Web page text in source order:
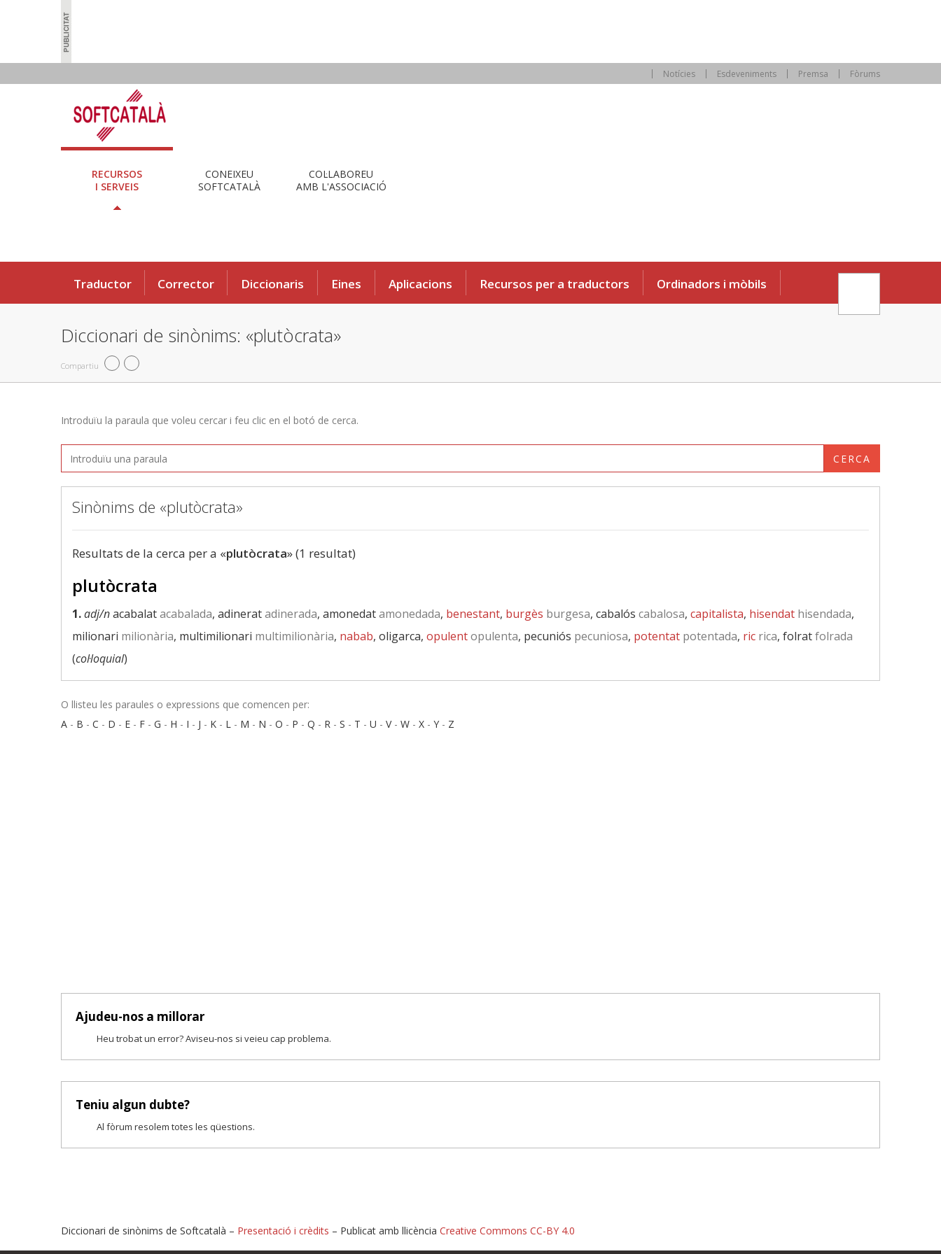
Notícies Esdeveniments Premsa Fòrums
RECURSOS
I SERVEIS
CONEIXEU
SOFTCATALÀ
COL·LABOREU
AMB L'ASSOCIACIÓ
Traductor Corrector Diccionaris Eines Aplicacions Recursos per a traductors Ordinadors i mòbils
Diccionari de sinònims: «plutòcrata»
Compartiu
Introduïu la paraula que voleu cercar i feu clic en el botó de cerca.
CERCA
Sinònims de «plutòcrata»
Resultats de la cerca per a «plutòcrata» (1 resultat)
plutòcrata
1.adj/nacabalatacabalada, adineratadinerada, amonedatamonedada, benestant, burgès burgesa, cabalós cabalosa, capitalista, hisendat hisendada,
milionari milionària, multimilionari multimilionària, nabab, oligarca, opulentopulenta, pecuniós pecuniosa, potentat potentada, ric rica, folratfolrada
(col·loquial)
O llisteu les paraules o expressions que comencen per:
A - B - C - D - E - F - G - H - I - J - K - L - M - N - O - P - Q - R - S - T - U - V- W - X - Y - Z
Ajudeu-nos a millorar
Heu trobat un error? Aviseu-nos si veieu cap problema.
Teniu algun dubte?
Al fòrum resolem totes les qüestions.
Diccionari de sinònims de Softcatalà – Presentació i crèdits – Publicat amb llicència Creative Commons CC-BY 4.0